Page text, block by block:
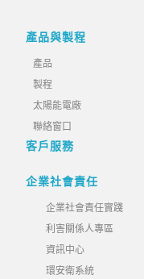
產品與製程
產品
製程
太陽能電廠
聯絡窗口
客戶服務
企業社會責任
企業社會責任實踐
利害關係人專區
資訊中心
環安衛系統